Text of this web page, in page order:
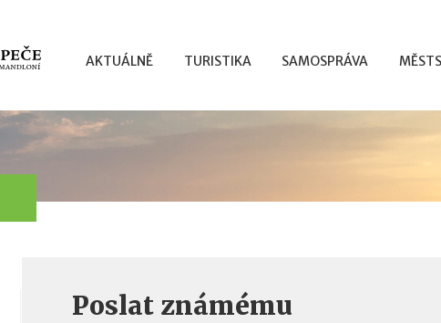
AKTUÁLNĚ TURISTIKA SAMOSPRÁVA
Poslat známému